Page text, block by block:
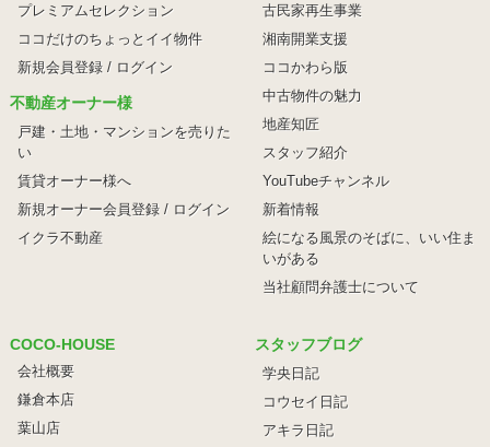
プレミアムセレクション
ココだけのちょっとイイ物件
新規会員登録 / ログイン
不動産オーナー様
戸建・土地・マンションを売りた
い
賃貸オーナー様へ
新規オーナー会員登録 / ログイン
イクラ不動産
古民家再生事業
湘南開業支援
ココかわら版
中古物件の魅力
地産知匠
スタッフ紹介
YouTubeチャンネル
新着情報
絵になる風景のそばに、 いい住ま
いがある
当社顧問弁護士について
COCO-HOUSE
会社概要
鎌倉本店
葉山店
スタッフブログ
学央日記
コウセイ日記
アキラ日記